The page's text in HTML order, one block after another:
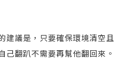
建議是，只要確保環境清空且
己翻趴不需要再幫他翻回來。